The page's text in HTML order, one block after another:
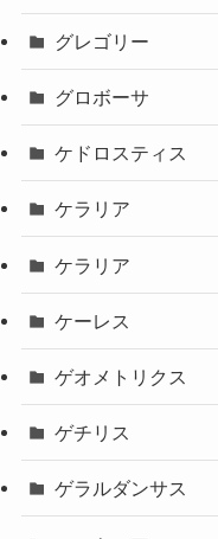
グレゴリー
グロボーサ
ケドロスティス
ケラリア
ケラリア
ケーレス
ゲオメトリクス
ゲチリス
ゲラルダンサス